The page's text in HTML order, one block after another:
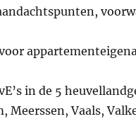
in de 5
Vaals,